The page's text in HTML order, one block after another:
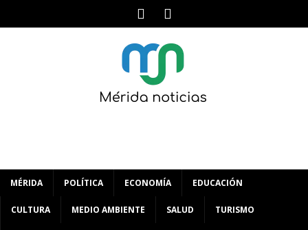
MÉRIDA POLÍTICA ECONOMÍA EDUCACIÓN
CULTURA MEDIO AMBIENTE SALUD TURISMO